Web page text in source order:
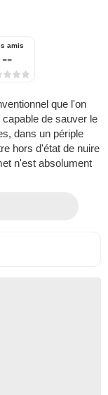
amis
--
que l'on
de sauver le
dans un périple
hors d'état de nuire
n'est absolument